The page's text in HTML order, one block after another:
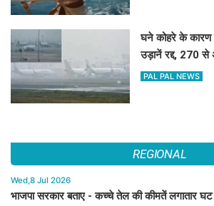
घने कोहरे के कारण
उड़ानें रद्द, 270 से
PAL PAL NEWS
REGIONAL
Wed,8 Jul 2026
भाजपा सरकार बताए - कच्चे तेल की कीमतें लगातार